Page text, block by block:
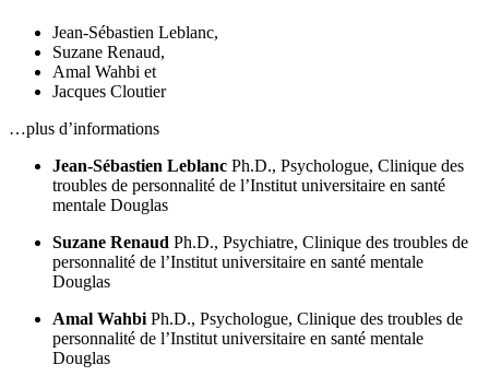
Jean-Sébastien Leblanc,
Suzane Renaud,
Amal Wahbi et
Jacques Cloutier
…plus d’informations
Jean-Sébastien Leblanc Ph.D., Psychologue, Clinique des
troubles de personnalité de l’Institut universitaire en santé
mentale Douglas
Suzane Renaud Ph.D., Psychiatre, Clinique des troubles de
personnalité de l’Institut universitaire en santé mentale
Douglas
Amal Wahbi Ph.D., Psychologue, Clinique des troubles de
personnalité de l’Institut universitaire en santé mentale
Douglas